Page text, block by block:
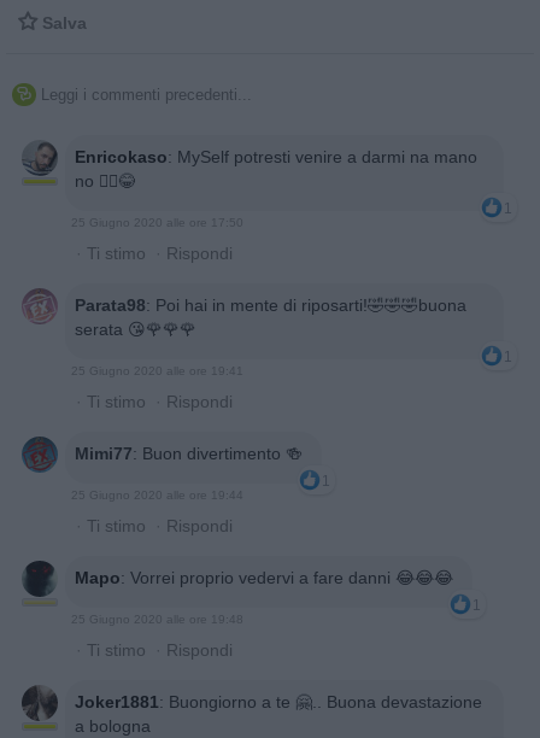
 Salva
 Leggi i commenti precedenti...
Enricokaso: MySelf potresti venire a darmi na mano
no 🤷‍♂️😂
1
25 Giugno 2020 alle ore 17:50
· Ti stimo · Rispondi
Parata98: Poi hai in mente di riposarti!🤣🤣🤣buona
serata 😘🌹🌹🌹
1
25 Giugno 2020 alle ore 19:41
· Ti stimo · Rispondi
Mimi77: Buon divertimento 🍻
1
25 Giugno 2020 alle ore 19:44
· Ti stimo · Rispondi
Mapo: Vorrei proprio vedervi a fare danni 😂😂😂
1
25 Giugno 2020 alle ore 19:48
· Ti stimo · Rispondi
Joker1881: Buongiorno a te 🤗.. Buona devastazione
a bologna